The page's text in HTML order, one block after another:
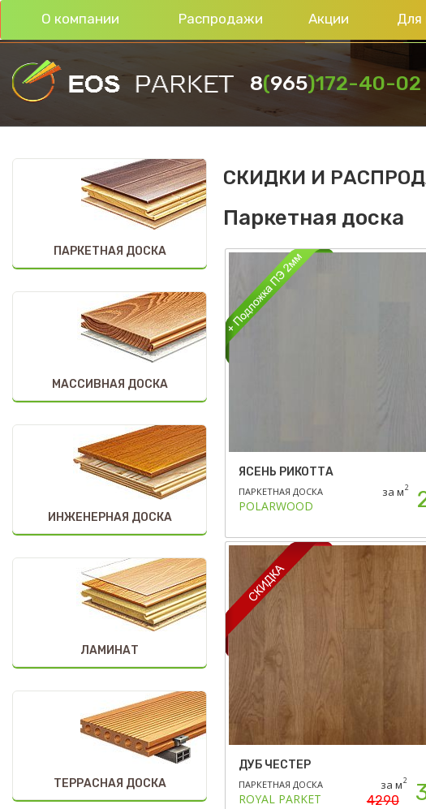
О компании Распродажи Акции Для
8(965)172-40-02
СКИДКИ И
Паркетная доска
ЯСЕНЬ РИКОТТА
ПАРКЕТНАЯ ДОСКА
POLARWOOD
за м2
ДУБ ЧЕСТЕР
ПАРКЕТНАЯ ДОСКА
ROYAL PARKET
за м2
4290
ПАРКЕТНАЯ ДОСКА
МАССИВНАЯ ДОСКА
ИНЖЕНЕРНАЯ ДОСКА
ЛАМИНАТ
ТЕРРАСНАЯ ДОСКА